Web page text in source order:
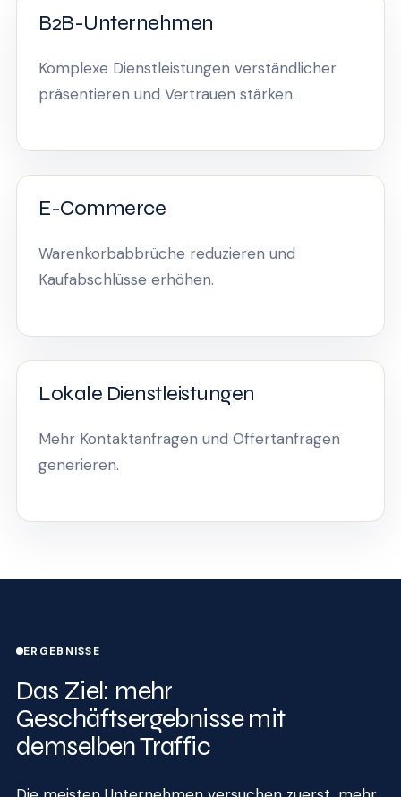
B2B-Unternehmen
Komplexe Dienstleistungen verständlicher
präsentieren und Vertrauen stärken.
E-Commerce
Warenkorbabbrüche reduzieren und
Kaufabschlüsse erhöhen.
Lokale Dienstleistungen
Mehr Kontaktanfragen und Offertanfragen
generieren.
ERGEBNISSE
Das Ziel: mehr
Geschäftsergebnisse mit
demselben Traffic